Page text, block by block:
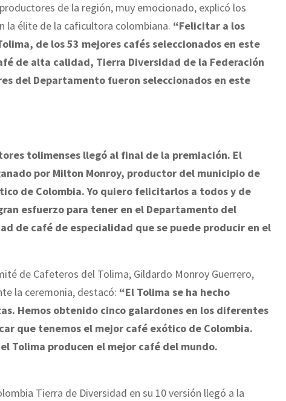
de la región, muy emocionado, explicó los
la élite de la caficultora colombiana. “Felicitar a los
de los 53 mejores cafés seleccionados en este
de alta calidad, Tierra Diversidad de la Federación
del Departamento fueron seleccionados en este
tolimenses llegó al final de la premiación. El
por Milton Monroy, productor del municipio de
de Colombia. Yo quiero felicitarlos a todos y de
esfuerzo para tener en el Departamento del
de café de especialidad que se puede producir en el
de Cafeteros del Tolima, Gildardo Monroy Guerrero,
la ceremonia, destacó: “El Tolima se ha hecho
Hemos obtenido cinco galardones en los diferentes
que tenemos el mejor café exótico de Colombia.
Tolima producen el mejor café del mundo.
Tierra de Diversidad en su 10 versión llegó a la